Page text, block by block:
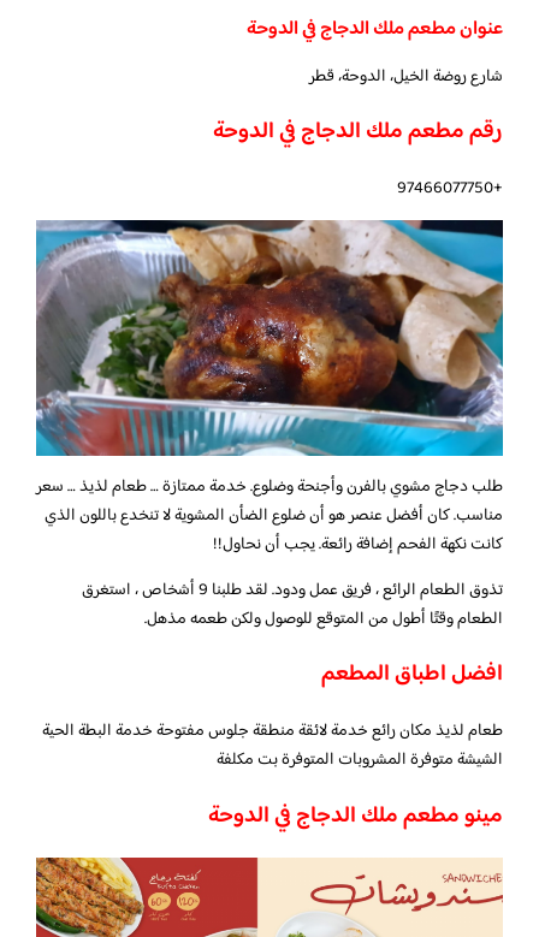
عنوان مطعم ملك الدجاج في الدوحة
شارع روضة الخيل، الدوحة، قطر
رقم مطعم ملك الدجاج في الدوحة
+97466077750
طلب دجاج مشوي بالفرن وأجنحة وضلوع. خدمة ممتازة … طعام لذيذ … سعر
مناسب. كان أفضل عنصر هو أن ضلوع الضأن المشوية لا تنخدع باللون الذي
كانت نكهة الفحم إضافة رائعة. يجب أن نحاول!!
تذوق الطعام الرائع ، فريق عمل ودود. لقد طلبنا 9 أشخاص ، استغرق
الطعام وقتًا أطول من المتوقع للوصول ولكن طعمه مذهل.
افضل اطباق المطعم
طعام لذيذ مكان رائع خدمة لائقة منطقة جلوس مفتوحة خدمة البطة الحية
الشيشة متوفرة المشروبات المتوفرة بت مكلفة
مينو مطعم ملك الدجاج في الدوحة